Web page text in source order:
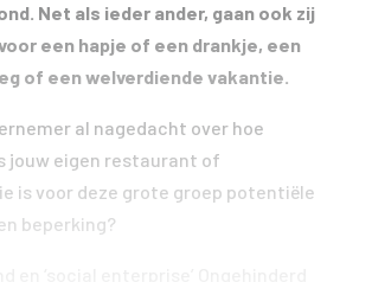
Net als ieder ander, gaan ook zij
een hapje of een drankje, een
of een welverdiende vakantie.
al nagedacht over hoe
jouw eigen restaurant of
is voor deze grote groep potentiële
beperking?